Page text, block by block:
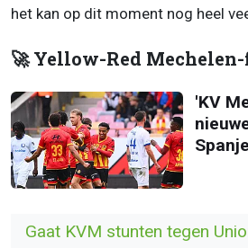
het kan op dit moment nog heel
🚀 Yellow-Red
'KV
Gaat KVM stunten tegen